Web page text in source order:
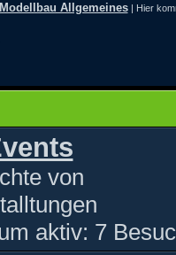
Modellbau Allgemeines| Hier
von
aktiv: 7